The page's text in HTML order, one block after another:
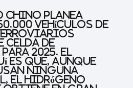
chino planea
vehículos de
celda de
2025. El
es que, aunque
ninguna
el hidrógeno